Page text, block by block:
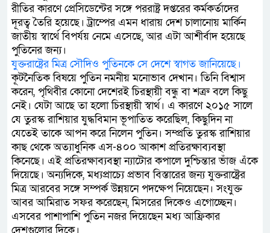
রীতির কারণে প্রেসিডেন্টের সঙ্গে পররাষ্ট্র দপ্তরের কর্মকর্তাদের
দূরত্ব তৈরি হয়েছে। ট্রাম্পের এমন ধারায় দেশ চালানোয় মার্কিন
জাতীয় স্বার্থে বিপর্যয় নেমে এসেছে, আর এটা আশীর্বাদ হয়েছে
পুতিনের জন্য।
যুক্তরাষ্ট্রের মিত্র সৌদিও পুতিনকে সে দেশে স্বাগত জানিয়েছে।
কূটনৈতিক বিষয়ে পুতিন নমনীয় মনোভাব দেখান। তিনি বিশ্বাস
করেন, পৃথিবীর কোনো দেশেরই চিরস্থায়ী বন্ধু বা শত্রু বলে কিছু
নেই। যেটা আছে তা হলো চিরস্থায়ী স্বার্থ। এ কারণে ২০১৫ সালে
যে তুরস্ক রাশিয়ার যুদ্ধবিমান ভূপাতিত করেছিল, কিছুদিন না
যেতেই তাকে আপন করে নিলেন পুতিন। সম্প্রতি তুরস্ক রাশিয়ার
কাছ থেকে অত্যাধুনিক এস-৪০০ আকাশ প্রতিরক্ষাব্যবস্থা
কিনেছে। এই প্রতিরক্ষাব্যবস্থা ন্যাটোর কপালে দুশ্চিন্তার ভাঁজ এঁকে
দিয়েছে। অন্যদিকে, মধ্যপ্রাচ্যে প্রভাব বিস্তারের জন্য যুক্তরাষ্ট্রের
মিত্র আরবের সঙ্গে সম্পর্ক উন্নয়নে পদক্ষেপ নিয়েছেন। সংযুক্ত
আবর আমিরাত সফর করেছেন, মিসরের দিকেও এগোচ্ছেন।
এসবের পাশাপাশি পুতিন নজর দিয়েছেন মধ্য আফ্রিকার